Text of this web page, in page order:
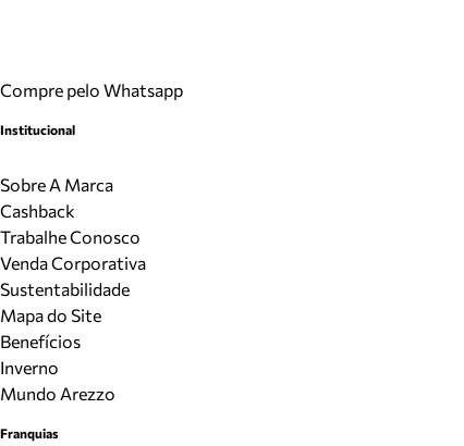
Compre pelo Whatsapp
Institucional
Sobre A Marca
Cashback
Trabalhe Conosco
Venda Corporativa
Sustentabilidade
Mapa do Site
Benefícios
Inverno
Mundo Arezzo
Franquias